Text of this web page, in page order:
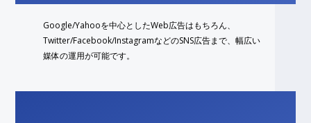
Google/Yahooを中心としたWeb広告はもちろん、
Twitter/Facebook/InstagramなどのSNS広告まで、幅広い
媒体の運用が可能です。